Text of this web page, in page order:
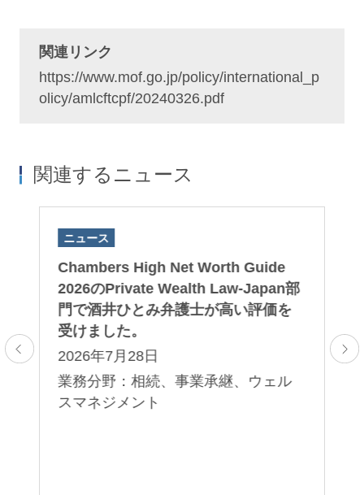
関連リンク
https://www.mof.go.jp/policy/international_p
olicy/amlcftcpf/20240326.pdf
関連するニュース
ニュース
Chambers High Net Worth Guide
2026のPrivate Wealth Law-Japan部
門で酒井ひとみ弁護士が高い評価を
受けました。
2026年7月28日
業務分野：相続、事業承継、ウェル
スマネジメント
受